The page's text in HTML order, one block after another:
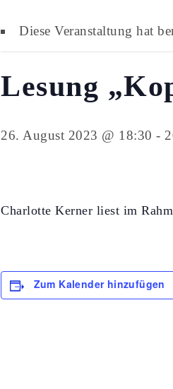
Diese Veranstaltung hat
Lesung
26. August 2023 @ 18:30 -
Charlotte Kerner liest im
Zum Kalender hinzufügen